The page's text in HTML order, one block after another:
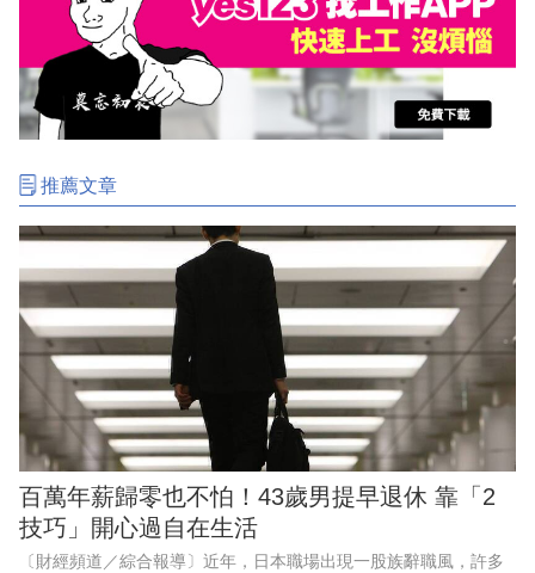
推薦文章
百萬年薪歸零也不怕！43歲男提早退休 靠「2
技巧」開心過自在生活
〔財經頻道／綜合報導〕近年，日本職場出現一股族辭職風，許多